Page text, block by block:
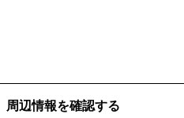
周辺情報を確認する